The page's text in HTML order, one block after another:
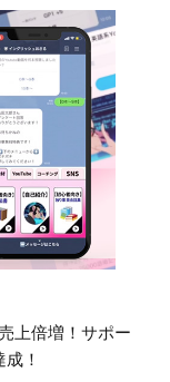
上倍増！サポー
！